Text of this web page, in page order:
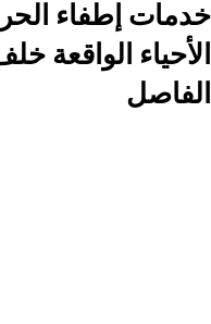
خدمات إطفاء
الأحياء الواقعة
الفاصل